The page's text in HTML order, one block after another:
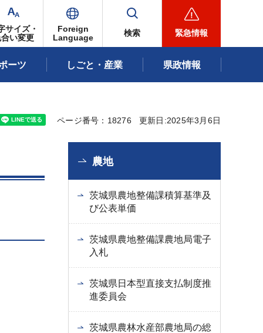
サイズ・
い変更
Foreign
Language
検索 緊急情報
ーツ しごと・産業 県政情報
ページ番号：18276 更新日:2025年3月6日
農地
茨城県農地整備課積算基準及
び公表単価
茨城県農地整備課農地局電子
入札
茨城県日本型直接支払制度推
進委員会
茨城県農林水産部農地局の総